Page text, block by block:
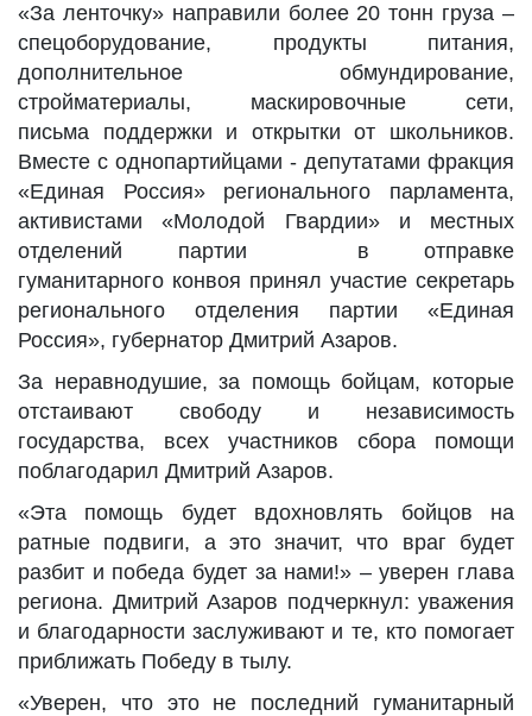
«За ленточку» направили более 20 тонн груза –
спецоборудование, продукты питания,
дополнительное обмундирование,
стройматериалы, маскировочные сети,
письма поддержки и открытки от школьников.
Вместе с однопартийцами - депутатами фракция
«Единая Россия» регионального парламента,
активистами «Молодой Гвардии» и местных
отделений партии в отправке
гуманитарного конвоя принял участие секретарь
регионального отделения партии «Единая
Россия», губернатор Дмитрий Азаров.
За неравнодушие, за помощь бойцам, которые
отстаивают свободу и независимость
государства, всех участников сбора помощи
поблагодарил Дмитрий Азаров.
«Эта помощь будет вдохновлять бойцов на
ратные подвиги, а это значит, что враг будет
разбит и победа будет за нами!» – уверен глава
региона. Дмитрий Азаров подчеркнул: уважения
и благодарности заслуживают и те, кто помогает
приближать Победу в тылу.
«Уверен, что это не последний гуманитарный